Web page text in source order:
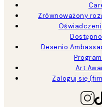
Zrównoważony
Desenio
Art
Zaloguj się